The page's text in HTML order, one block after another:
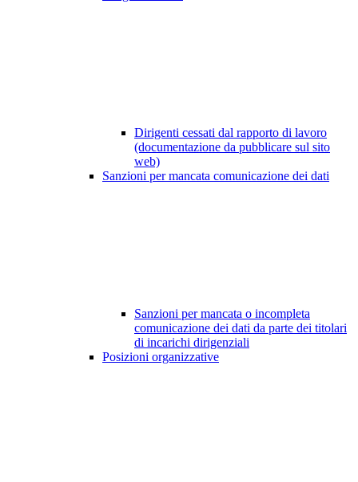
Dirigenti cessati dal rapporto di lavoro
(documentazione da pubblicare sul sito
web)
Sanzioni per mancata comunicazione dei dati
Sanzioni per mancata o incompleta
comunicazione dei dati da parte dei titolari
di incarichi dirigenziali
Posizioni organizzative